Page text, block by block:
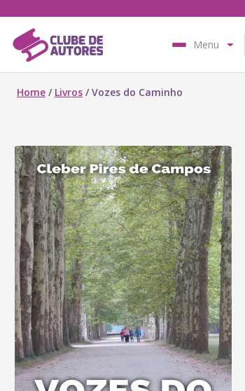
Menu
Home / Livros /Vozes do Caminho